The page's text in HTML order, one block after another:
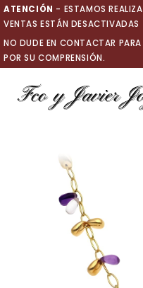
Ir
al
contenido
ATENCIÓN - ESTAMOS
VENTAS ESTÁN DESACTIVADAS
NO DUDE EN CONTACTAR
POR SU COMPRENSIÓN.